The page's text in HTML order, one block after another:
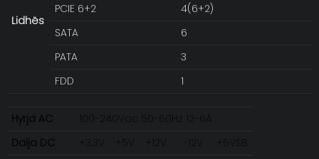
Lidhës
PCIE 6+2
4(6+2)
SATA
6
PATA
3
FDD
1
Hyrja AC
100-240Vac 50-60Hz 12-6A
Dalja DC
+3.3V +5V +12V -12V
+5VSB